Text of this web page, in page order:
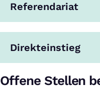
Referendariat
Direkteinstieg
Offene Stellen